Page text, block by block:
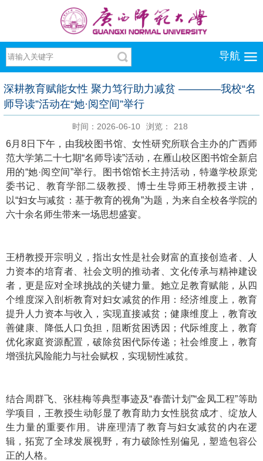
导航
深耕教育赋能女性 聚力笃行助力减贫 ————我校“名
师导读”活动在“她·阅空间”举行
时间：2026-06-10 浏览： 218
6月8日下午，由我校图书馆、女性研究所联合主办的广西师
范大学第二十七期“名师导读”活动，在雁山校区图书馆全新启
用的“她·阅空间”举行。图书馆馆长主持活动，特邀学校原党
委书记、教育学部二级教授、博士生导师王枬教授主讲，
以“妇女与减贫：基于教育的视角”为题，为来自全校各学院的
六十余名师生带来一场思想盛宴。
王枬教授开宗明义，指出女性是社会财富的直接创造者、人
力资本的培育者、社会文明的推动者、文化传承与精神建设
者，更是应对全球挑战的关键力量。她立足教育赋能，从四
个维度深入剖析教育对妇女减贫的作用：经济维度上，教育
提升人力资本与收入，实现直接减贫；健康维度上，教育改
善健康、降低人口负担，阻断贫困诱因；代际维度上，教育
优化家庭资源配置，破除贫困代际传递；社会维度上，教育
增强抗风险能力与社会赋权，实现韧性减贫。
结合周群飞、张桂梅等典型事迹及“春蕾计划”“金凤工程”等助
学项目，王教授生动彰显了教育助力女性脱贫成才、绽放人
生力量的重要作用。讲座理清了教育与妇女减贫的内在逻
辑，拓宽了全球发展视野，有力破除性别偏见，塑造包容公
正的人格。